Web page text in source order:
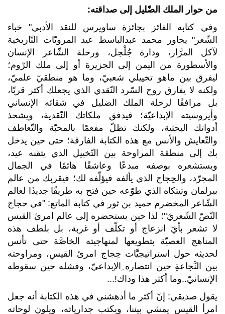
من حوار الملك الضّليل إلى صداقته:
وفي كتابه الفائز بجائزة ساويرس للنقد الأدبي" خباء
الشّعر" يحاور محمد عبدالباسط عيد المرويّات التّاريخية
لآكل المرَّار، ودارة جُلْجل، ورحلة الشّاعر الإنسان
والأسطورة من اليمن إلى الجزيرة أو إلى ملك الرّوم؛
ليفرق بين ماهو تخييلي شعبيّ، وما هو منطقيّ علميّ،
ولكنه لا يفارق روح السّرد النّقدي الذي يجعلك أكثر قربًا،
بل مرافقًا لرحلة الملك الضليل في شقائه الإنساني
وأيروسيته الإبداعيّة؛ فيدفق ملكاتك النّقدية، ويشحذ
أدواتك البحثية، ولكنك تظلّ مفعمًا بالمحبّة والتّعاطف
والتّعايش والأنس مع هذه الكتابة الفارقة؛ حتى حين يدخل
بك إلى منطقة المراوحة بين التّخييل الذي يتقنه عيد،
ويستشعره بوصفه مبدعًا وعاشقًا هائمًا في الجمال
المجرّد، والحِجاج الذي يألفه فيؤلّفه لك؛ فيقربك من عالم
بيرلمان وتيتكاه الذي طوّعه حين فتح به طريقًا جديدًا لعالم
الشّاعر المخضرم حميد بن ثور في كتابه الماتع: "في حجاج
النّصّ الشّعريّ"؛ لذا حين يستحضره إلى عالم امرئ القيس
لا تشعر بأيّ انزعاج أو تكلّف أو غربة، بل بلطف هذه
المناهج العصيّة بتطويعها لمنهاجيته الخاصَّة حتى تأنس
لحديثه حول استراتيجيَّات حِجاج امرئ القيسِ، ومراوحته
بين النَّجاعةِ حين انتصاره ِالإبداعيّ، وفشله حين سقوطه
الإنسانيّ..وما أكثر هذا وذاك...!
يقول صديقي: إنّ أكثر ما أدهشني في هذه الكتابة أنه جعل
امرأ القيس يمشي بيننا، ويكتب جدارياته، ويلون لوحاته